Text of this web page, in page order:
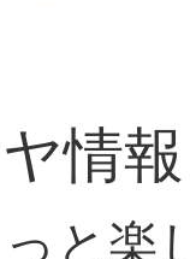
情
と楽